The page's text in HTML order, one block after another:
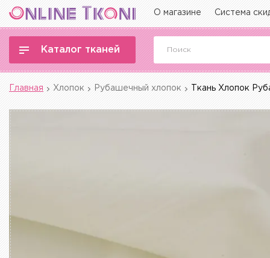
О магазине Система
Каталог тканей
Главная Хлопок Рубашечный хлопок Ткань Хлопок